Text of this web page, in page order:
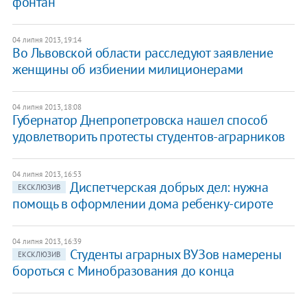
04 липня 2013, 19:14
Во Львовской области расследуют заявление
женщины об избиении милиционерами
04 липня 2013, 18:08
Губернатор Днепропетровска нашел способ
удовлетворить протесты студентов-аграрников
04 липня 2013, 16:53
ЕКСКЛЮЗИВ
Диспетчерская добрых дел: нужна
помощь в оформлении дома ребенку-сироте
04 липня 2013, 16:39
ЕКСКЛЮЗИВ
Студенты аграрных ВУЗов намерены
бороться с Минобразования до конца